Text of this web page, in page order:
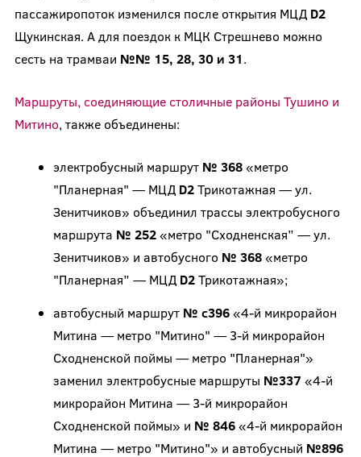
пассажиропоток изменился после открытия МЦД D2
Щукинская. А для поездок к МЦК Стрешнево можно
сесть на трамваи №№ 15, 28, 30 и 31.
Маршруты, соединяющие столичные районы Тушино и
Митино, также объединены:
электробусный маршрут № 368«метро
"Планерная" — МЦД D2Трикотажная — ул.
Зенитчиков» объединил трассы электробусного
маршрута № 252«метро "Сходненская” — ул.
Зенитчиков» и автобусного № 368«метро
"Планерная” — МЦД D2Трикотажная»;
автобусный маршрут № с396«4-й микрорайон
Митина — метро "Митино" — 3-й микрорайон
Сходненской поймы — метро "Планерная"»
заменил электробусные маршруты №337 «4-й
микрорайон Митина — 3-й микрорайон
Сходненской поймы» и № 846«4-й микрорайон
Митина — метро "Митино"» и автобусный №896